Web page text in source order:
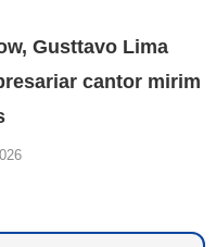
Gusttavo Lima
cantor mirim